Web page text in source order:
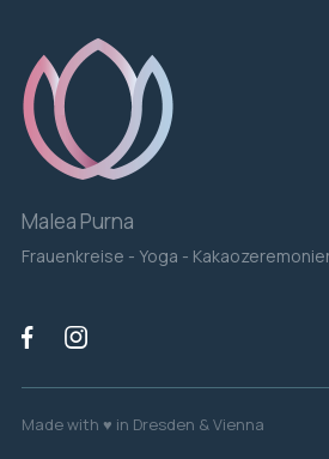
Malea Purna
Frauenkreise - Yoga -
 
Made with ♥ in Dresden & Vienna